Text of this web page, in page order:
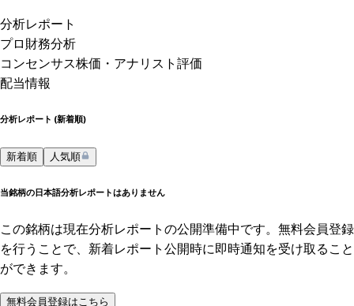
分析レポート
プロ 財務分析
コンセンサス株価 ・アナリスト評価
配当情報
分析レポート (新着順)
新着順 人気順
当銘柄の日本語分析レポートはありません
この銘柄は現在分析レポートの公開準備中です。無料会員登録
を行うことで、新着レポート公開時に即時通知を受け取ること
ができます。
無料会員登録はこちら